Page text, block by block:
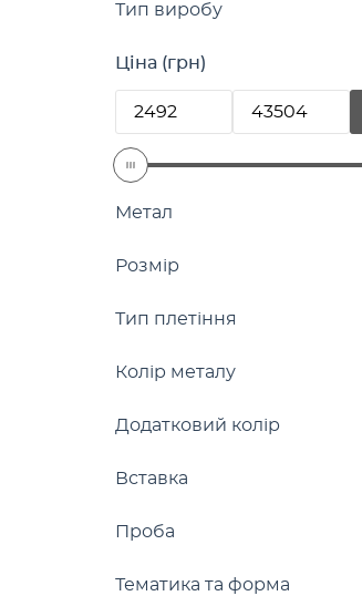
Тип виробу
Ціна (грн)
Метал
Розмір
Тип плетіння
Колір металу
Додатковий колір
Вставка
Проба
Тематика та форма